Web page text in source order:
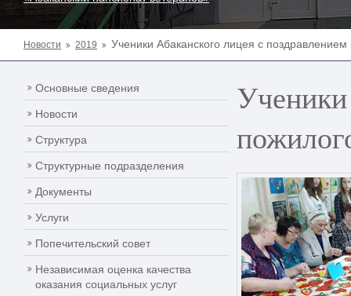
Новости 2019 Ученики Абаканского лицея с
Основные сведения
Новости
Структура
Структурные подразделения
Документы
Услуги
Попечительский совет
Независимая оценка качества
оказания социальных услуг
Ученики